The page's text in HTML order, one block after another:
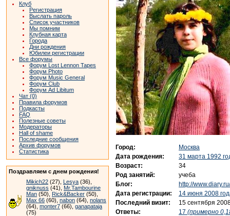
Клуб
Регистрация
Выслать пароль
Список участников
Мы помним
Клубная карта
Города
Дни рождения
Юбилеи регистрации
Все форумы
Форум Lost Lennon Tapes
Форум Photo
Форум Music General
Форум Club
Форум Ad Libitum
Чат (0)
Правила форумов
Подкасты
FAQ
Полезные советы
Модераторы
Hall of shame
Последние сообщения
Архив форумов
Статистика
Поздравляем с днем рождения!
Mikich22 (27), Lesya (36),
gniknuss (41), Mr.Tambourine
Man (50), Rick&Backer (50),
Max 66 (60), nabon (64), nolans
(64), monter7 (66), ganapataja
(75)
Город:
Москва
Дата рождения:
31 марта 1992
Возраст:
34
Род занятий:
учеба
Блог:
http://
Дата регистрации:
14 июня 2008
Последний визит:
15 сентября
Ответы:
17 (примерно